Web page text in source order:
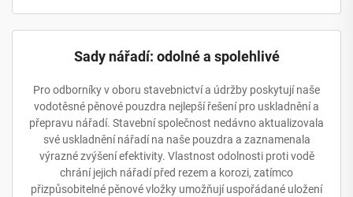
Sady nářadí: odolné a spolehlivé
Pro odborníky v oboru stavebnictví a údržby poskytují naše
vodotěsné pěnové pouzdra nejlepší řešení pro uskladnění a
přepravu nářadí. Stavební společnost nedávno aktualizovala
své uskladnění nářadí na naše pouzdra a zaznamenala
výrazné zvýšení efektivity. Vlastnost odolnosti proti vodě
chrání jejich nářadí před rezem a korozi, zatímco
přizpůsobitelné pěnové vložky umožňují uspořádané uložení